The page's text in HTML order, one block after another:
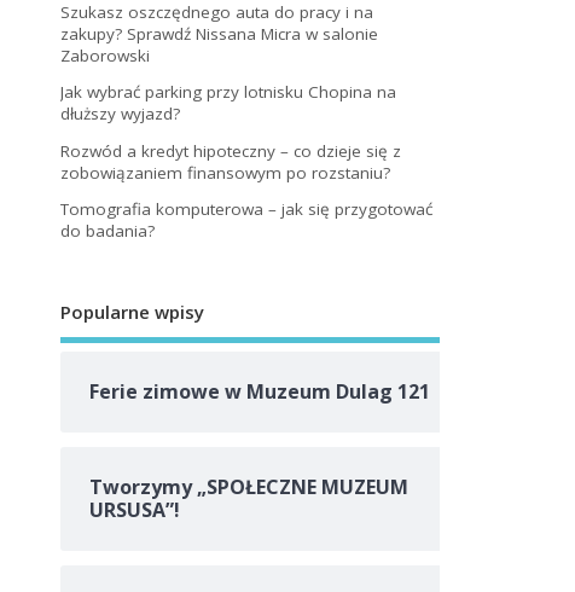
Szukasz oszczędnego auta do pracy i na
zakupy? Sprawdź Nissana Micra w salonie
Zaborowski
Jak wybrać parking przy lotnisku Chopina na
dłuższy wyjazd?
Rozwód a kredyt hipoteczny – co dzieje się z
zobowiązaniem finansowym po rozstaniu?
Tomografia komputerowa – jak się przygotować
do badania?
Popularne wpisy
Ferie zimowe w Muzeum Dulag 121
Tworzymy „SPOŁECZNE MUZEUM
URSUSA”!